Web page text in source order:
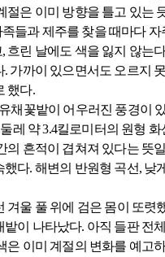
절은 이미 방향을 틀고 있는
들과 제주를 찾을 때마다
린 날에도 색을 잃지 않는
가까이 있으면서도 오르지
했다.
채꽃밭이 어우러진 풍경이
레 약 3.4킬로미터의 원형
의 흔적이 겹쳐져 있다는 뜻
다. 해변의 반원형 곡선,
울 풀 위에 검은 몸이 또
이 나타났다. 아직 들판 전
은 이미 계절의 변화를 예고